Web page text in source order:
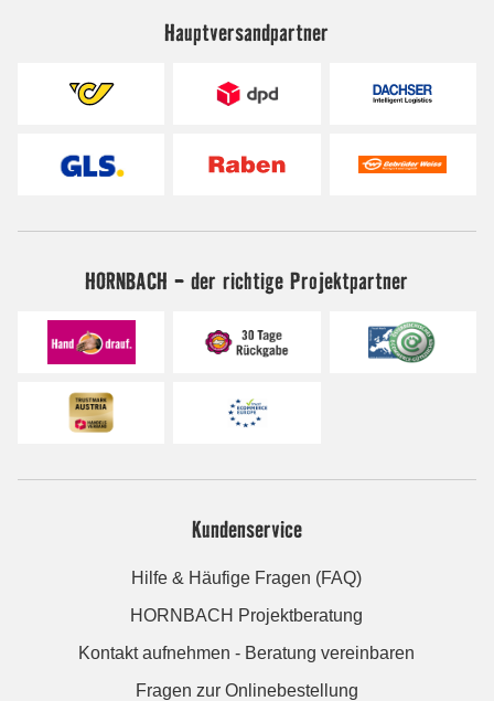
Hauptversandpartner
HORNBACH - der richtige Projektpartner
Kundenservice
Hilfe & Häufige Fragen (FAQ)
HORNBACH Projektberatung
Kontakt aufnehmen - Beratung vereinbaren
Fragen zur Onlinebestellung